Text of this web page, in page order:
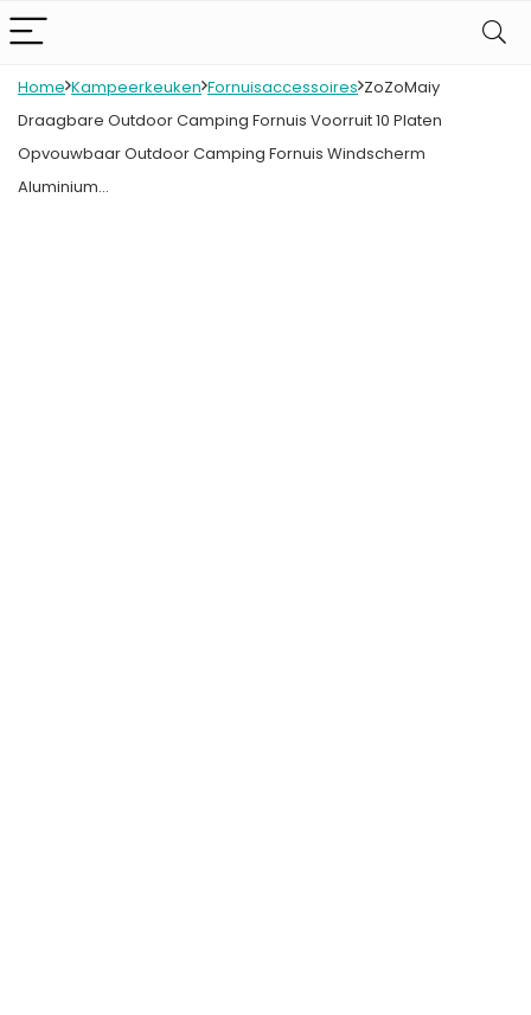
Home Kampeerkeuken Fornuisaccessoires ZoZoMaiy
Draagbare Outdoor Camping Fornuis Voorruit 10 Platen
Opvouwbaar Outdoor Camping Fornuis Windscherm
Aluminium…